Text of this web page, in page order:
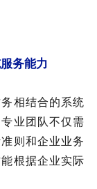
务能力
相结合的系统
业团队不仅需
则和企业业务
根据企业实际